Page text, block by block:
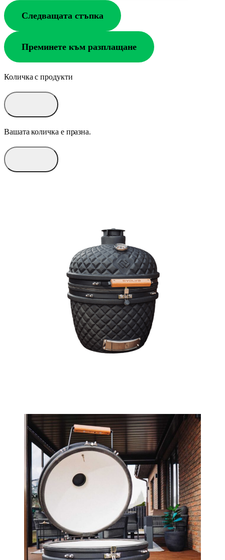
Следващата стъпка
Преминете към разплащане
Количка с продукти
Вашата количка е празна.